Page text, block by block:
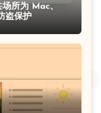
所为 Mac、
盗保护